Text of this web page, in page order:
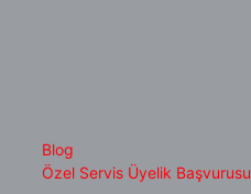
Blog
Özel Servis Üyelik Başvurusu